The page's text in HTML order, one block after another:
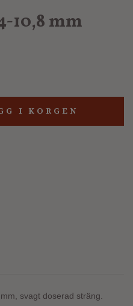
10,8 mm
I KORGEN
svagt doserad sträng.